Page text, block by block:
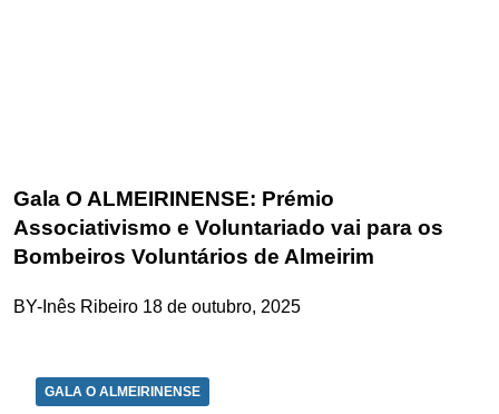
Gala O ALMEIRINENSE: Prémio
Associativismo e Voluntariado vai para os
Bombeiros Voluntários de Almeirim
BY-Inês Ribeiro 18 de outubro, 2025
GALA O ALMEIRINENSE